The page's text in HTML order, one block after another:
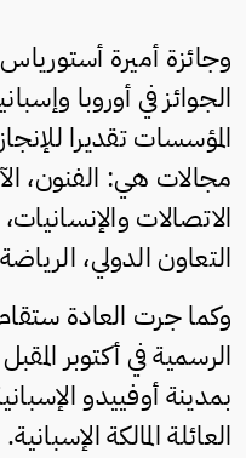
وجائزة أميرة
الجوائز في أوروبا
المؤسسات تقديرا
مجالات هي: الفنون،
الاتصالات
التعاون الدولي،
وكما جرت العادة
الرسمية في أكتوبر
بمدينة أوفييدو
العائلة المالكة الإسبانية.